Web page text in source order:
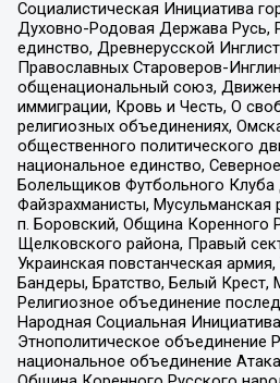
Социалистическая Инициатива
Духовно-Родовая Держава Русь,
единство, Древнерусской
Православных Староверов-
общенациональный союз,
иммиграции, Кровь и Честь, О
религиозных объединениях,
общественного политического
национальное единство,
Болельщиков Футбольного
Файзрахманисты, Мусульманская
п. Боровский, Община Коренного
Щелковского района, Правый
Украинская повстанческая
Бандеры, Братство, Белый Крест,
Религиозное объединение
Народная Социальная
Этнополитическое объединение
национальное объединение